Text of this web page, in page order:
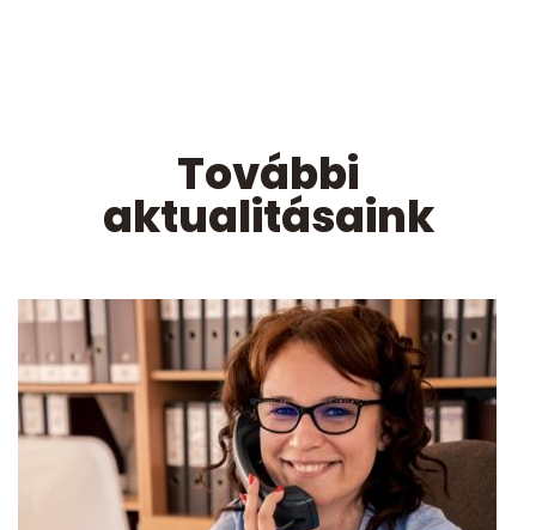
További
aktualitásaink